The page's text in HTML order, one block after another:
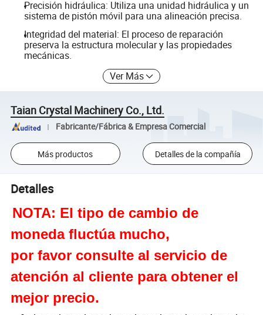
Precisión hidráulica: Utiliza una unidad hidráulica y un
sistema de pistón móvil para una alineación precisa.
Integridad del material: El proceso de reparación
preserva la estructura molecular y las propiedades
mecánicas.
Ver Más
Taian Crystal Machinery Co., Ltd.
Fabricante/Fábrica & Empresa Comercial
Más productos Detalles de la compañía
Detalles
NOTA: El tipo de cambio de
moneda fluctúa mucho,
por favor consulte al servicio de
atención al cliente para obtener el
mejor precio.